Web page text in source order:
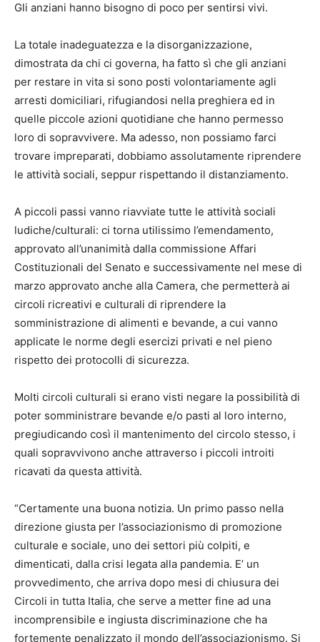
Gli anziani hanno bisogno di poco per sentirsi vivi.
La totale inadeguatezza e la disorganizzazione,
dimostrata da chi ci governa, ha fatto sì che gli anziani
per restare in vita si sono posti volontariamente agli
arresti domiciliari, rifugiandosi nella preghiera ed in
quelle piccole azioni quotidiane che hanno permesso
loro di sopravvivere. Ma adesso, non possiamo farci
trovare impreparati, dobbiamo assolutamente riprendere
le attività sociali, seppur rispettando il distanziamento.
A piccoli passi vanno riavviate tutte le attività sociali
ludiche/culturali: ci torna utilissimo l’emendamento,
approvato all’unanimità dalla commissione Affari
Costituzionali del Senato e successivamente nel mese di
marzo approvato anche alla Camera, che permetterà ai
circoli ricreativi e culturali di riprendere la
somministrazione di alimenti e bevande, a cui vanno
applicate le norme degli esercizi privati e nel pieno
rispetto dei protocolli di sicurezza.
Molti circoli culturali si erano visti negare la possibilità di
poter somministrare bevande e/o pasti al loro interno,
pregiudicando così il mantenimento del circolo stesso, i
quali sopravvivono anche attraverso i piccoli introiti
ricavati da questa attività.
“Certamente una buona notizia. Un primo passo nella
direzione giusta per l’associazionismo di promozione
culturale e sociale, uno dei settori più colpiti, e
dimenticati, dalla crisi legata alla pandemia. E’ un
provvedimento, che arriva dopo mesi di chiusura dei
Circoli in tutta Italia, che serve a metter fine ad una
incomprensibile e ingiusta discriminazione che ha
fortemente penalizzato il mondo dell’associazionismo. Si